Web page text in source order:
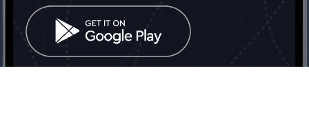
Τηλ: +442030340050
info@mobinex.com
Επικοινωνήστε μαζί μας